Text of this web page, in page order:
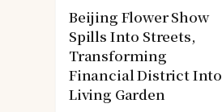
Beijing Flower Show
Spills Into Streets,
Transforming
Financial District Into
Living Garden